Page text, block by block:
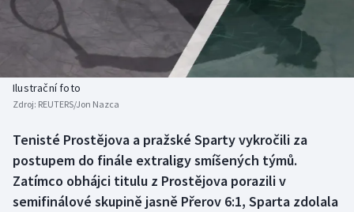
Baseball a softbal
Basketbal
Biatlon
Box
Curling
Soutěže
Historické návraty
Aplikace ČT sport
Ilustrační foto
Zdroj: REUTERS/Jon Nazca
Tenisté Prostějova a pražské Sparty vykročili za
postupem do finále extraligy smíšených týmů.
Zatímco obhájci titulu z Prostějova porazili v
semifinálové skupině jasně Přerov 6:1, Sparta zdolala